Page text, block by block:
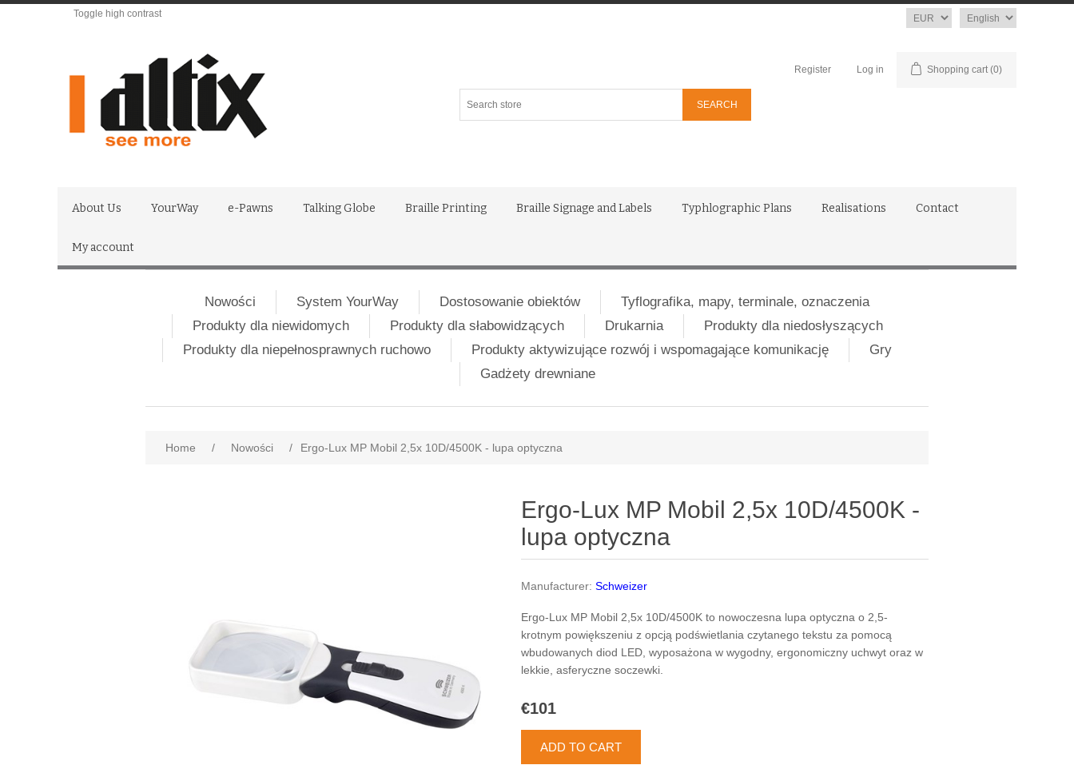
Language
Currency
Toggle high contrast
Register Log in Shopping cart (0)
About Us YourWay e-Pawns Talking Globe Braille Printing Braille Signage and Labels Typhlographic Plans Realisations Contact
My account
Nowości System YourWay Dostosowanie obiektów
Tyflografika, mapy, terminale, oznaczenia
Produkty dla niewidomych
Produkty dla słabowidzących Drukarnia
Produkty dla niedosłyszących
Produkty dla niepełnosprawnych ruchowo
Produkty aktywizujące rozwój i wspomagające komunikację
Gry
Gadżety drewniane
Home / Nowości / Ergo-Lux MP Mobil 2,5x 10D/4500K - lupa optyczna
Ergo-Lux MP Mobil 2,5x 10D/4500K -
lupa optyczna
Manufacturer: Schweizer
Ergo-Lux MP Mobil 2,5x 10D/4500K to nowoczesna lupa optyczna o 2,5-
krotnym powiększeniu z opcją podświetlania czytanego tekstu za pomocą
wbudowanych diod LED, wyposażona w wygodny, ergonomiczny uchwyt oraz w
lekkie, asferyczne soczewki.
€101